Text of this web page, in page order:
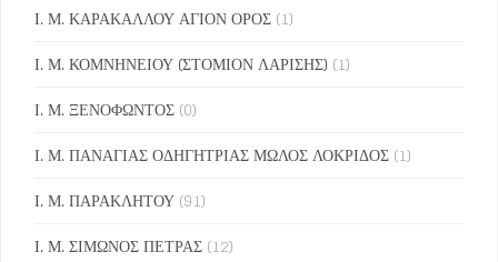
Ι. Μ. ΚΑΡΑΚΑΛΛΟΥ ΑΓΙΟΝ ΟΡΟΣ (1)
Ι. Μ. ΚΟΜΝΗΝΕΙΟΥ (ΣΤΟΜΙΟΝ ΛΑΡΙΣΗΣ) (1)
Ι. Μ. ΞΕΝΟΦΩΝΤΟΣ (0)
Ι. Μ. ΠΑΝΑΓΙΑΣ ΟΔΗΓΗΤΡΙΑΣ ΜΩΛΟΣ ΛΟΚΡΙΔΟΣ (1)
Ι. Μ. ΠΑΡΑΚΛΗΤΟΥ (91)
Ι. Μ. ΣΙΜΩΝΟΣ ΠΕΤΡΑΣ (12)